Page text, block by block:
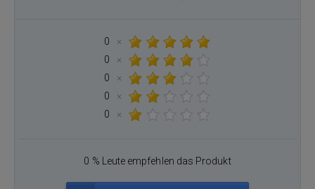
0
×
0
×
0
×
0
×
0
×
0 % Leute empfehlen das Produkt